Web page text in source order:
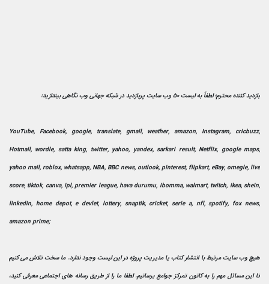
بازدید کننده محترم؛ لطفاً به لیست 50 وب سایت پربازدید در شبکه جهانی وب نگاهی بیندازید:
YouTube, Facebook, google, translate, gmail, weather, amazon, Instagram, cricbuzz,
Hotmail, wordle, satta king, twitter, yahoo, yandex, sarkari result, Netflix, google maps,
yahoo mail, roblox, whatsapp, NBA, BBC news, outlook, pinterest, flipkart, eBay, omegle, live
score, tiktok, canva, ipl, premier league, hava durumu, ibomma, walmart, twitch, ikea, shein,
linkedin, home depot, e devlet, lottery, snaptik, cricket, serie a, nfl, spotify, fox news,
amazon prime;
هیچ وب سایت مرتبط با انتشار کتاب یا مدیریت پروژه در این لیست وجود ندارد. ما سخت تلاش می کنیم
تا این مسائل مهم را به کانون تمرکز جوامع برسانیم. لطفا ما را از طریق رسانه های اجتماعی معرفی کنید،